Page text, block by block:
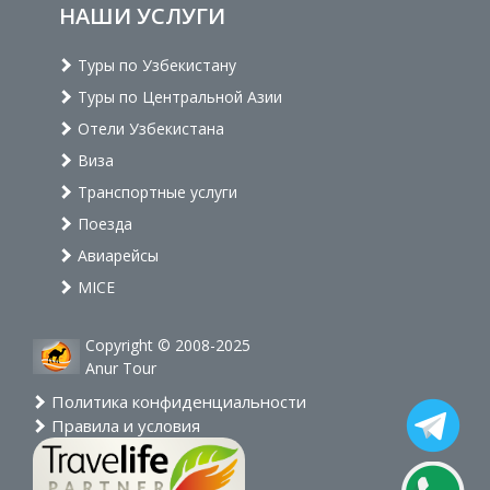
НАШИ УСЛУГИ
Туры по Узбекистану
Туры по Центральной Азии
Отели Узбекистана
Виза
Транспортные услуги
Поезда
Авиарейсы
MICE
Copyright © 2008-2025
Anur Tour
Политика конфиденциальности
Правила и условия